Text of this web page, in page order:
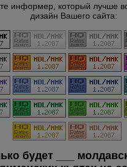
информер, который лучше
дизайн Вашего сайта:
будет